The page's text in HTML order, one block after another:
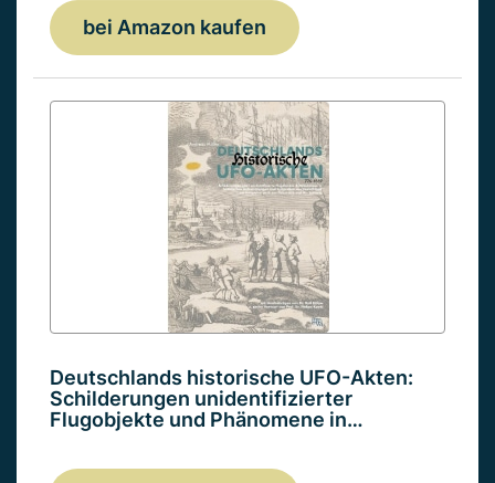
bei Amazon kaufen
Deutschlands historische UFO-Akten:
Schilderungen unidentifizierter
Flugobjekte und Phänomene in…